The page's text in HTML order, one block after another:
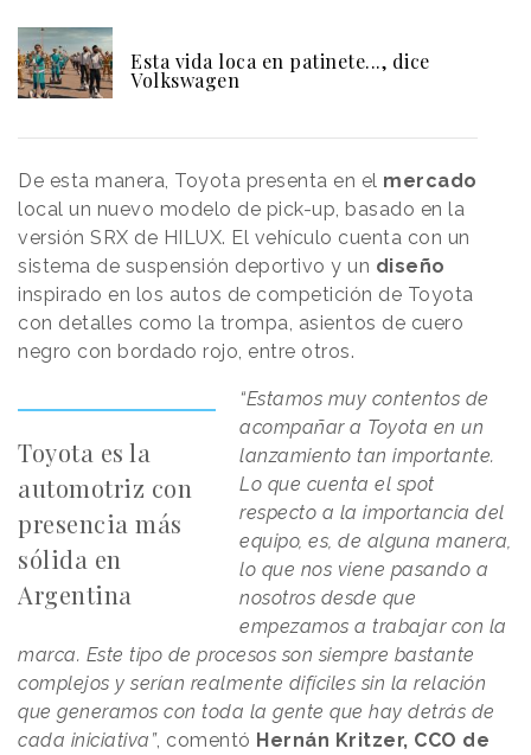
Esta vida loca en patinete..., dice
Volkswagen
De esta manera, Toyota presenta en el mercado
local un nuevo modelo de pick-up, basado en la
versión SRX de HILUX. El vehículo cuenta con un
sistema de suspensión deportivo y un diseño
inspirado en los autos de competición de Toyota
con detalles como la trompa, asientos de cuero
negro con bordado rojo, entre otros.
Toyota es la
automotriz con
presencia más
sólida en
Argentina
“Estamos muy contentos de
acompañar a Toyota en un
lanzamiento tan importante.
Lo que cuenta el spot
respecto a la importancia del
equipo, es, de alguna manera,
lo que nos viene pasando a
nosotros desde que
empezamos a trabajar con la
marca. Este tipo de procesos son siempre bastante
complejos y serían realmente difíciles sin la relación
que generamos con toda la gente que hay detrás de
cada iniciativa”, comentó Hernán Kritzer, CCO de